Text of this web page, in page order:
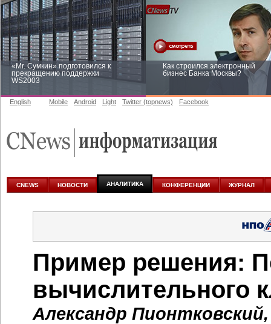
«Mr. Сумкин» подготовился к
прекращению поддержки
WS2003
Как строился электронный
бизнес Банка Москвы?
аналитике
English Mobile Android Light Twitter (topnews) Facebook
CNEWS НОВОСТИ АНАЛИТИКА КОНФЕРЕНЦИИ ЖУРНАЛ
Пример решения:
вычислительного
Александр